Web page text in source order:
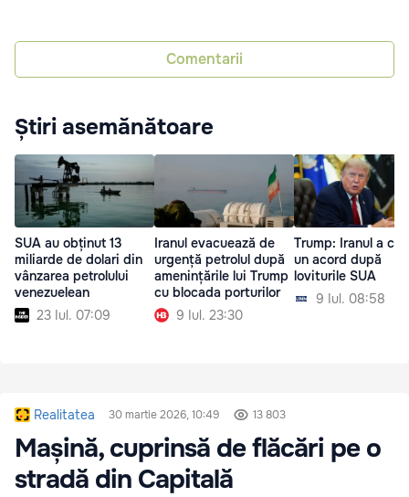
Comentarii
Știri asemănătoare
SUA au obținut 13
miliarde de dolari din
vânzarea petrolului
venezuelean
23 Iul. 07:09
Iranul evacuează de
urgență petrolul după
amenințările lui Trump
cu blocada porturilor
9 Iul. 23:30
Trump: Iranul a
un acord după
loviturile SUA
9 Iul. 08:58
Realitatea 30 martie 2026, 10:49 13 803
Mașină, cuprinsă de flăcări pe o
stradă din Capitală